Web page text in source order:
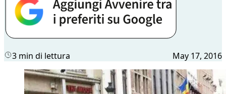
3 min di lettura May 17, 2016